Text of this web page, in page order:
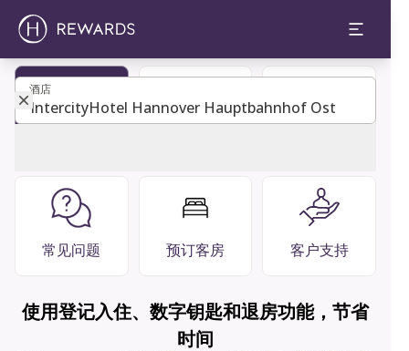
酒店
酒店
常见问题 预订客房 客户支持
使用登记入住、数字钥匙和退房功能，节省
时间